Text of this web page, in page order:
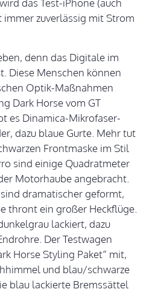
das Test-iPhone (auch
zuverlässig mit Strom
denn das Digitale im
Diese Menschen können
Optik-Maßnahmen
Dark Horse vom GT
es Dinamica-Mikrofaser-
dazu blaue Gurte. Mehr tut
Frontmaske im Stil
sind einige Quadratmeter
Motorhaube angebracht.
dramatischer geformt,
thront ein großer Heckflüge.
lackiert, dazu
Der Testwagen
Horse Styling Paket“ mit,
und blau/schwarze
blau lackierte Bremssättel